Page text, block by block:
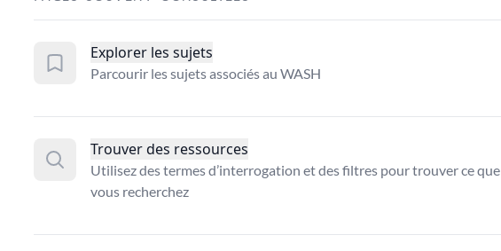
Explorer les sujets
Parcourir les sujets associés au WASH
Trouver des ressources
Utilisez des termes d’interrogation et des filtres pour trouver ce que
vous recherchez